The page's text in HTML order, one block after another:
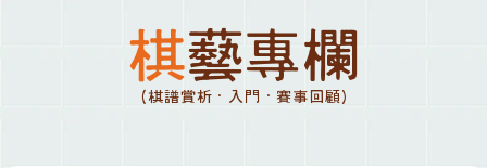
棋藝專欄
(棋譜賞析 · 入門 · 賽事回顧)